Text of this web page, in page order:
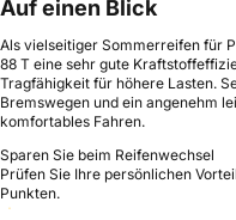
Auf einen Blick
Als vielseitiger Sommerreifen für
88 T eine sehr gute
Tragfähigkeit für höhere Lasten.
Bremswegen und ein angenehm
komfortables Fahren.
Sparen Sie beim Reifenwechsel
Prüfen Sie Ihre persönlichen
Punkten.